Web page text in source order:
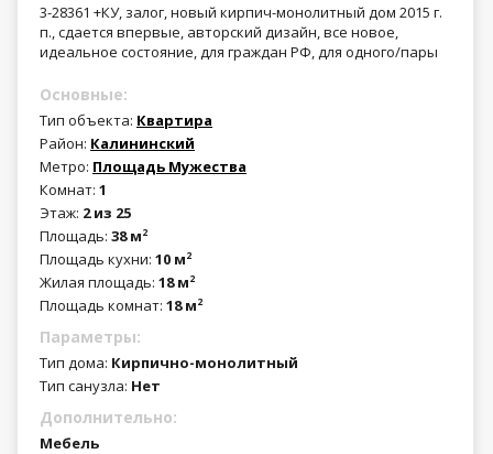
3-28361 +КУ, залог, новый кирпич-монолитный дом 2015 г.
п., сдается впервые, авторский дизайн, все новое,
идеальное состояние, для граждан РФ, для одного/пары
Основные:
Тип объекта: Квартира
Район: Калининский
Метро: Площадь Мужества
Комнат: 1
Этаж: 2 из 25
Площадь: 38 м2
Площадь кухни: 10 м2
Жилая площадь: 18 м2
Площадь комнат: 18 м2
Параметры:
Тип дома: Кирпично-монолитный
Тип санузла: Нет
Дополнительно:
Мебель